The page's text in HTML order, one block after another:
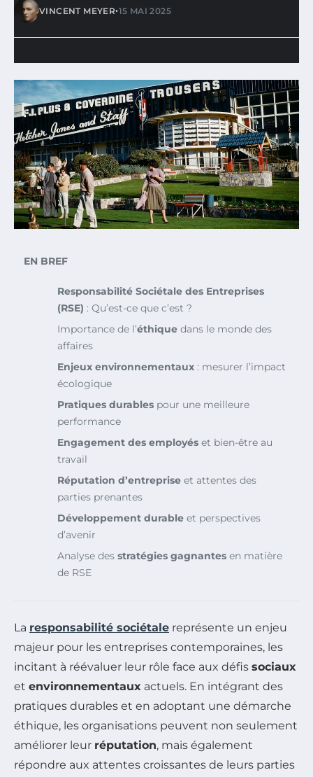
VINCENT MEYER•15 MAI 2025
EN BREF
Responsabilité Sociétale des Entreprises
(RSE) : Qu’est-ce que c’est ?
Importance de l’éthique dans le monde des
affaires
Enjeux environnementaux : mesurer l’impact
écologique
Pratiques durables pour une meilleure
performance
Engagement des employés et bien-être au
travail
Réputation d’entreprise et attentes des
parties prenantes
Développement durable et perspectives
d’avenir
Analyse des stratégies gagnantes en matière
de RSE
La responsabilité sociétale représente un enjeu
majeur pour les entreprises contemporaines, les
incitant à réévaluer leur rôle face aux défis sociaux
et environnementaux actuels. En intégrant des
pratiques durables et en adoptant une démarche
éthique, les organisations peuvent non seulement
améliorer leur réputation, mais également
répondre aux attentes croissantes de leurs parties